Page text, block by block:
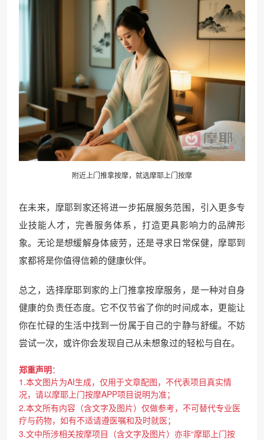
附近上门推拿按摩，就选摩耶上门按摩
在未来，摩耶到家还将进一步拓展服务范围，引入更多专
业技能人才，完善服务体系，打造更具影响力的品牌形
象。无论是想缓解身体疲劳，还是寻求日常保健，摩耶到
家都将是你值得信赖的健康伙伴。
总之，选择摩耶到家的上门推拿按摩服务，是一种对自身
健康的负责任态度。它不仅节省了你的时间成本，更能让
你在忙碌的生活中找到一份属于自己的宁静与舒缓。不妨
尝试一次，或许你会发现自己从未想象过的轻松与自在。
郑重声明：
1.本文图片为AI生成，仅用于文章配图，不代表项目真实情
况，请以摩耶上门按摩APP项目说明为准；
2.本文所有内容（含文字及图片）仅做参考，不可替代专业医
疗与药物，如有不适请遵医嘱和及时就医；
3.文中所涉相关按摩项目（含文字及图片）亦非“摩耶上门按